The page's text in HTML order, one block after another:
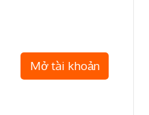
Mở tài khoản